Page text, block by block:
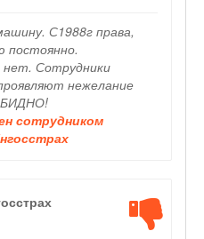
С1988г права,
постоянно.
Сотрудники
нежелание
сотрудником